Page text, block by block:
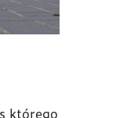
którego